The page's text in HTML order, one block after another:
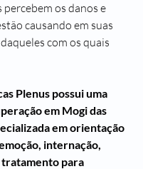
percebem os danos e
causando em suas
com os quais
Plenus possui uma
em Mogi das
em orientação
internação,
para